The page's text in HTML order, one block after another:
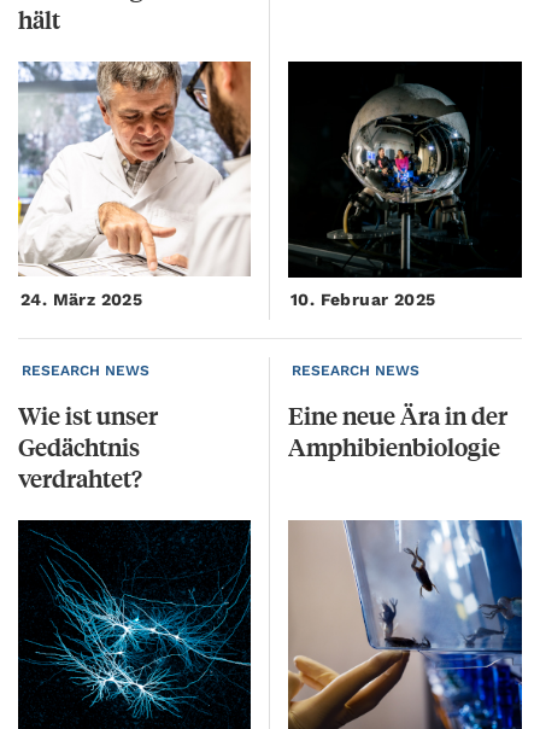
hält
24. März 2025 10. Februar 2025
RESEARCH NEWS
Wie ist unser
Gedächtnis
verdrahtet?
RESEARCH NEWS
EineneueÄrainder
Amphibienbiologie